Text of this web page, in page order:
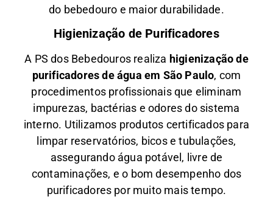
do bebedouro e maior durabilidade.
Higienização de Purificadores
A PS dos Bebedouros realiza higienização de
purificadores de água em São Paulo, com
procedimentos profissionais que eliminam
impurezas, bactérias e odores do sistema
interno. Utilizamos produtos certificados para
limpar reservatórios, bicos e tubulações,
assegurando água potável, livre de
contaminações, e o bom desempenho dos
purificadores por muito mais tempo.